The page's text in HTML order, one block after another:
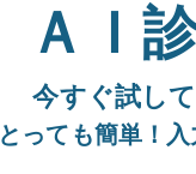
ＡＩ
今すぐ試し
とっても簡単！